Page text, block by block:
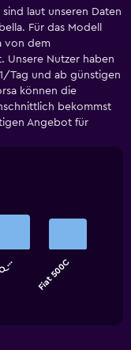
laut unseren Daten
Für das Modell
von dem
Unsere Nutzer haben
Tag und ab günstigen
können die
bekommst
Angebot für
Fiat 500C